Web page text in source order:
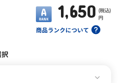
商品ランクについて
1,650 (税込)
円